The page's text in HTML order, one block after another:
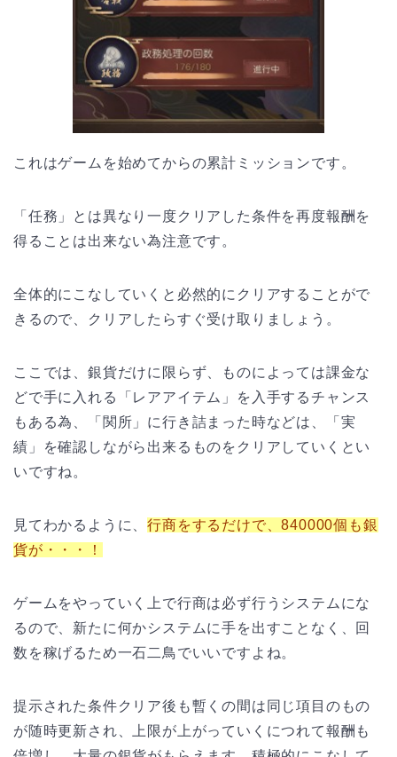
これはゲームを始めてからの累計ミッションです。
「任務」とは異なり一度クリアした条件を再度報酬を
得ることは出来ない為注意です。
全体的にこなしていくと必然的にクリアすることがで
きるので、クリアしたらすぐ受け取りましょう。
ここでは、銀貨だけに限らず、ものによっては課金な
どで手に入れる「レアアイテム」を入手するチャンス
もある為、「関所」に行き詰まった時などは、「実
績」を確認しながら出来るものをクリアしていくとい
いですね。
見てわかるように、行商をするだけで、840000個も銀
貨が・・・！
ゲームをやっていく上で行商は必ず行うシステムにな
るので、新たに何かシステムに手を出すことなく、回
数を稼げるため一石二鳥でいいですよね。
提示された条件クリア後も暫くの間は同じ項目のもの
が随時更新され、上限が上がっていくにつれて報酬も